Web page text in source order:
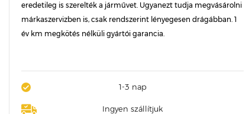
eredetileg is szerelték a járművet. Ugyanezt tudja megvásárolni
márkaszervizben is, csak rendszerint lényegesen drágábban. 1
év km megkötés nélküli gyártói garancia.
1-3 nap
Ingyen szállítjuk